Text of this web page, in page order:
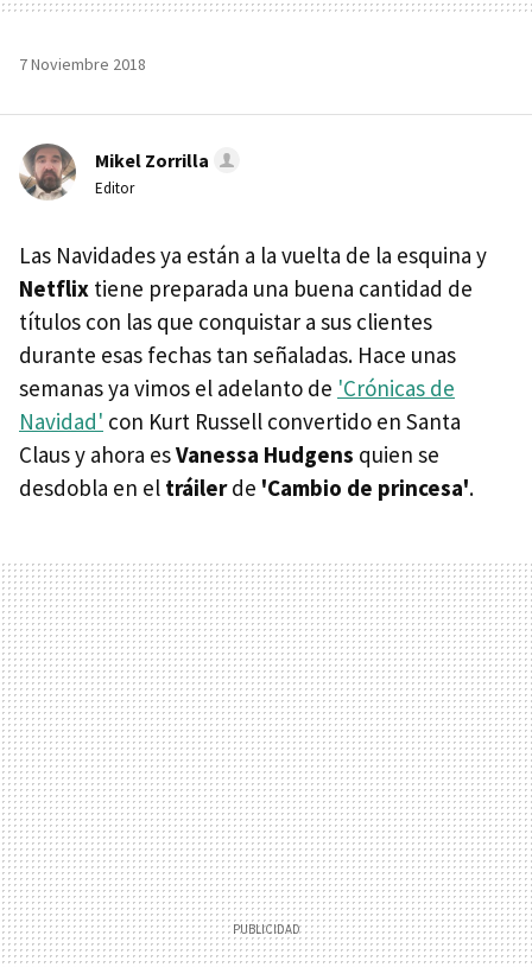
7 Noviembre 2018
Mikel Zorrilla
Editor
Las Navidades ya están a la vuelta de la esquina y
Netflix tiene preparada una buena cantidad de
títulos con las que conquistar a sus clientes
durante esas fechas tan señaladas. Hace unas
semanas ya vimos el adelanto de 'Crónicas de
Navidad' con Kurt Russell convertido en Santa
Claus y ahora esVanessa Hudgens quien se
desdobla en el tráilerde 'Cambio de princesa'.